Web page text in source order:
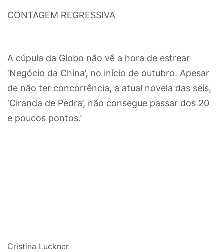
CONTAGEM REGRESSIVA
A cúpula da Globo não vê a hora de estrear
‘Negócio da China’, no início de outubro. Apesar
de não ter concorrência, a atual novela das seis,
‘Ciranda de Pedra’, não consegue passar dos 20
e poucos pontos.’
Cristina Luckner